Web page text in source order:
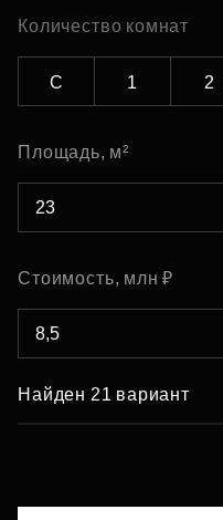
Количество комнат
С 1 2
Площадь, м²
Стоимость, млн ₽
Найден 21 вариант